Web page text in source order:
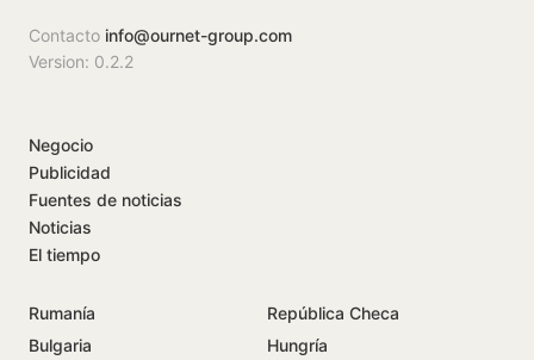
Contacto info@ournet-group.com
Version: 0.2.2
Negocio
Publicidad
Fuentes de noticias
Noticias
El tiempo
Rumanía
República Checa
Bulgaria
Hungría